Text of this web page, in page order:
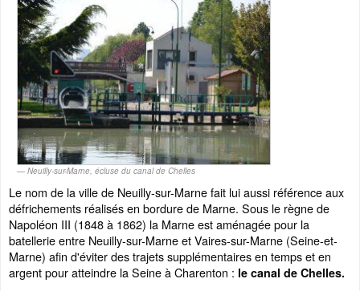
Neuilly-sur-Marne, écluse du canal de Chelles
Le nom de la ville de Neuilly-sur-Marne fait lui aussi référence aux
défrichements réalisés en bordure de Marne. Sous le règne de
Napoléon III (1848 à 1862) la Marne est aménagée pour la
batellerie entre Neuilly-sur-Marne et Vaires-sur-Marne (Seine-et-
Marne) afin d'éviter des trajets supplémentaires en temps et en
argent pour atteindre la Seine à Charenton : le canal de Chelles.